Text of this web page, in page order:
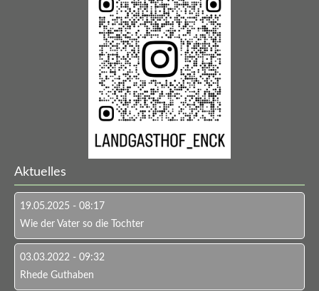
Aktuelles
19.05.2025 - 08:17
Wie der Vater so die Tochter
03.03.2022 - 09:32
Rhede Guthaben